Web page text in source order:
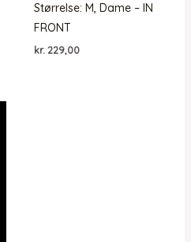
Størrelse: M, Dame – IN
FRONT
kr.229,00